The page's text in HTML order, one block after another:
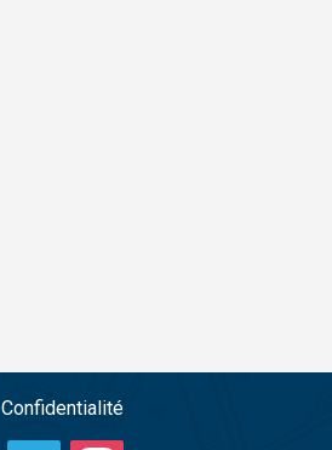
Confidentialité